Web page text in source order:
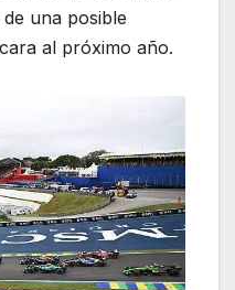
una posible
al próximo año.